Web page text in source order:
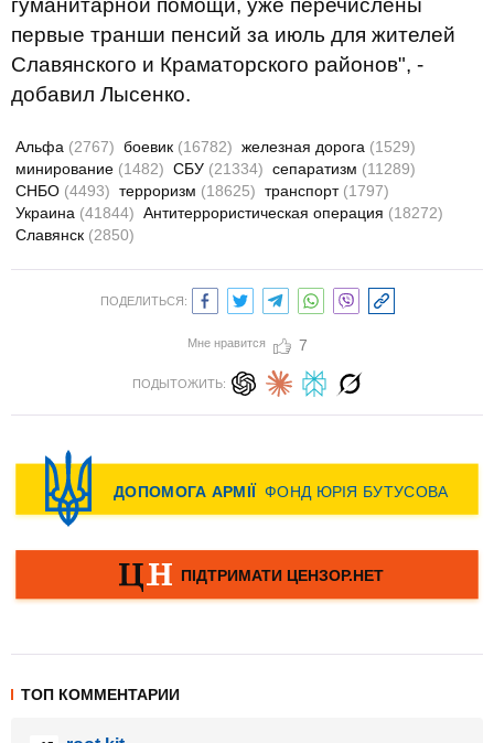
гуманитарной помощи, уже перечислены
первые транши пенсий за июль для жителей
Славянского и Краматорского районов", -
добавил Лысенко.
Альфа (2767) боевик (16782) железная дорога (1529)
минирование (1482) СБУ (21334) сепаратизм (11289)
СНБО (4493) терроризм (18625) транспорт (1797)
Украина (41844) Антитеррористическая операция (18272)
Славянск (2850)
ПОДЕЛИТЬСЯ:
Мне нравится 7
ПОДЫТОЖИТЬ:
ТОП КОММЕНТАРИИ